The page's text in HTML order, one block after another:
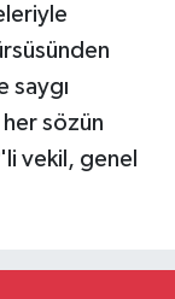
saygı
her sözün
vekil, genel